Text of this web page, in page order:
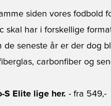
siden vores fodbold
skal har i forskellige
de seneste år er der dog
carbonfiber og
S Elite lige her. - fra 549,-